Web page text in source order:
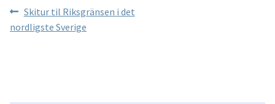
Indlægsnavigation
Forrige
indlæg:
Skitur til Riksgränsen i det
nordligste Sverige